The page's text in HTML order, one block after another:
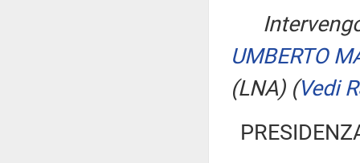
UMBERTO
(LNA) (Vedi